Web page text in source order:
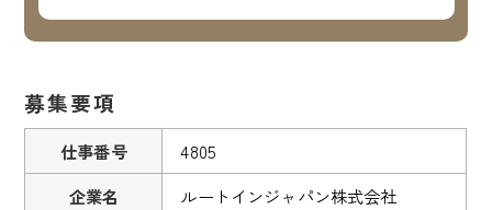
募集要項
仕事番号
4805
企業名
ルートインジャパン株式会社